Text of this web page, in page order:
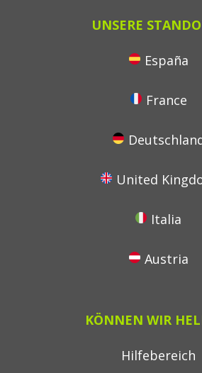
UNSERE
España
France
United
Italia
Austria
KÖNNEN WIR
Hilfebereich